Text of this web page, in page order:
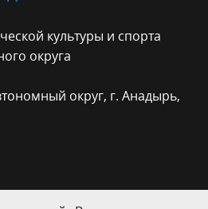
культуры и спорта
округа
округ, г. Анадырь,